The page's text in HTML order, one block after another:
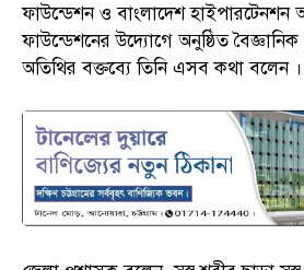
ফাউন্ডেশন ও বাংলাদেশ হাইপারটেনশন
ফাউন্ডেশনের উদ্যোগে অনুষ্ঠিত বৈজ্ঞানিক
অতিথির বক্তব্যে তিনি এসব কথা বলেন ।